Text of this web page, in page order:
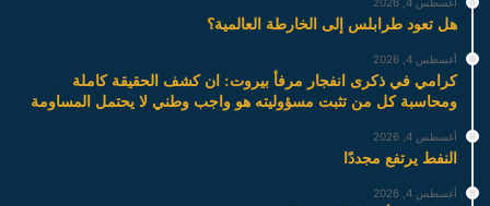
هل تعود طرابلس إلى الخارطة العالمية؟
أغسطس 4, 2026
كرامي في ذكرى انفجار مرفأ بيروت: ان كشف الحقيقة كاملة
ومحاسبة كل من تثبت مسؤوليته هو واجب وطني لا يحتمل المساومة
أغسطس 4, 2026
النفط يرتفع مجددًا
أغسطس 4, 2026